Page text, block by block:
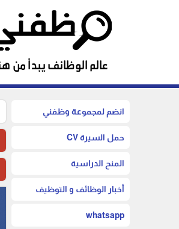
انضم لمجموعة وظفني
حمل السيرة CV
المنح الدراسية
أخبار الوظائف و التوظيف
whatsapp